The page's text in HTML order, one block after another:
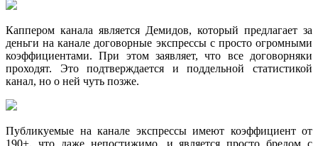
Каппером канала является Демидов, который предлагает за
деньги на канале договорные экспрессы с просто огромными
коэффициентами. При этом заявляет, что все договорняки
проходят. Это подтверждается и поддельной статистикой
канал, но о ней чуть позже.
Публикуемые на канале экспрессы имеют коэффициент от
190+, что даже непостижимо, и является просто бредом с